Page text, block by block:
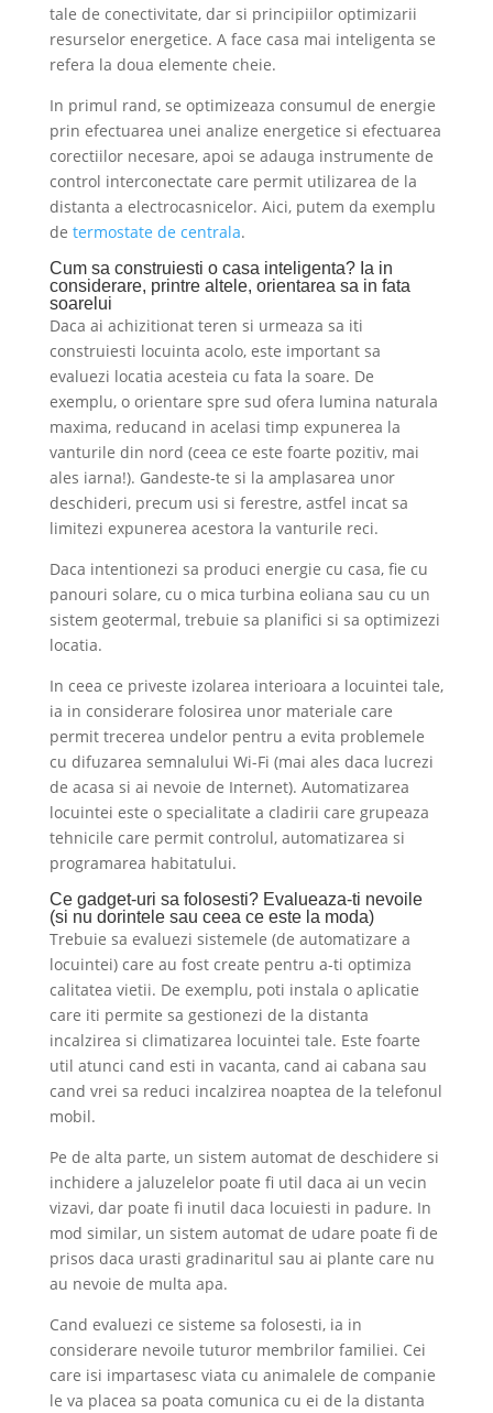
tale de conectivitate, dar si principiilor optimizarii
resurselor energetice. A face casa mai inteligenta se
refera la doua elemente cheie.
In primul rand, se optimizeaza consumul de energie
prin efectuarea unei analize energetice si efectuarea
corectiilor necesare, apoi se adauga instrumente de
control interconectate care permit utilizarea de la
distanta a electrocasnicelor. Aici, putem da exemplu
de termostate de centrala.
Cum sa construiesti o casa inteligenta? Ia in
considerare, printre altele, orientarea sa in fata
soarelui
Daca ai achizitionat teren si urmeaza sa iti
construiesti locuinta acolo, este important sa
evaluezi locatia acesteia cu fata la soare. De
exemplu, o orientare spre sud ofera lumina naturala
maxima, reducand in acelasi timp expunerea la
vanturile din nord (ceea ce este foarte pozitiv, mai
ales iarna!). Gandeste-te si la amplasarea unor
deschideri, precum usi si ferestre, astfel incat sa
limitezi expunerea acestora la vanturile reci.
Daca intentionezi sa produci energie cu casa, fie cu
panouri solare, cu o mica turbina eoliana sau cu un
sistem geotermal, trebuie sa planifici si sa optimizezi
locatia.
In ceea ce priveste izolarea interioara a locuintei tale,
ia in considerare folosirea unor materiale care
permit trecerea undelor pentru a evita problemele
cu difuzarea semnalului Wi-Fi (mai ales daca lucrezi
de acasa si ai nevoie de Internet). Automatizarea
locuintei este o specialitate a cladirii care grupeaza
tehnicile care permit controlul, automatizarea si
programarea habitatului.
Ce gadget-uri sa folosesti? Evalueaza-ti nevoile
(si nu dorintele sau ceea ce este la moda)
Trebuie sa evaluezi sistemele (de automatizare a
locuintei) care au fost create pentru a-ti optimiza
calitatea vietii. De exemplu, poti instala o aplicatie
care iti permite sa gestionezi de la distanta
incalzirea si climatizarea locuintei tale. Este foarte
util atunci cand esti in vacanta, cand ai cabana sau
cand vrei sa reduci incalzirea noaptea de la telefonul
mobil.
Pe de alta parte, un sistem automat de deschidere si
inchidere a jaluzelelor poate fi util daca ai un vecin
vizavi, dar poate fi inutil daca locuiesti in padure. In
mod similar, un sistem automat de udare poate fi de
prisos daca urasti gradinaritul sau ai plante care nu
au nevoie de multa apa.
Cand evaluezi ce sisteme sa folosesti, ia in
considerare nevoile tuturor membrilor familiei. Cei
care isi impartasesc viata cu animalele de companie
le va placea sa poata comunica cu ei de la distanta